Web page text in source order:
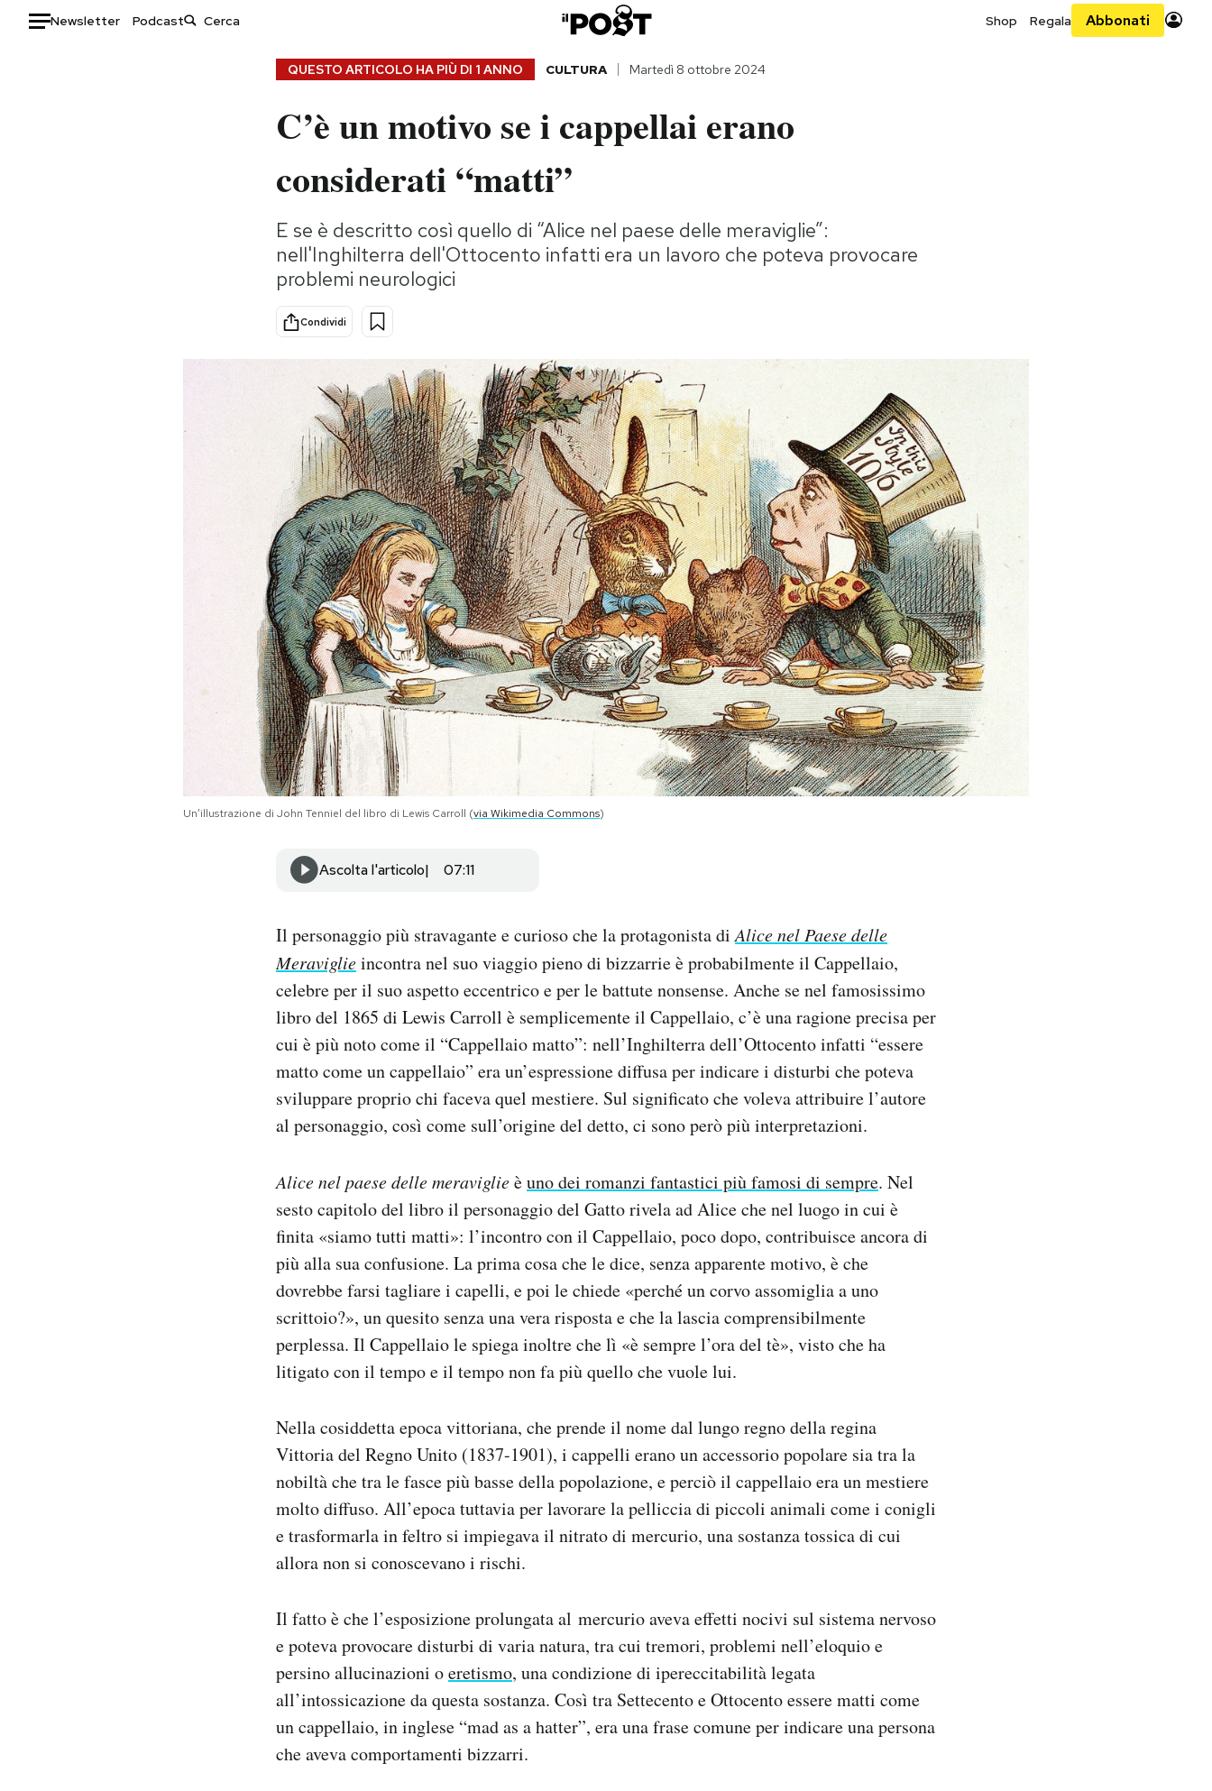
Newsletter Podcast Shop Regala Abbonati
Storie/Idee
Ok Boomer!
Altrecose
Mondiali calcio 2026
QUESTO ARTICOLO HA PIÙ DI 1 ANNO CULTURA Martedì 8 ottobre 2024
C’è un motivo se i cappellai erano
considerati “matti”
E se è descritto così quello di “Alice nel paese delle meraviglie”:
nell'Inghilterra dell'Ottocento infatti era un lavoro che poteva provocare
problemi neurologici
Condividi
Un’illustrazione di John Tenniel del libro di Lewis Carroll (via Wikimedia Commons)
Ascolta l'articolo 07:11
Il personaggio più stravagante e curioso che la protagonista diAlice nel Paese delle
Meraviglieincontra nel suo viaggio pieno di bizzarrie è probabilmente il Cappellaio,
celebre per il suo aspetto eccentrico e per le battute nonsense. Anche se nel famosissimo
libro del 1865 di Lewis Carroll è semplicemente il Cappellaio, c’è una ragione precisa per
cui è più noto come il “Cappellaio matto”: nell’Inghilterra dell’Ottocento infatti “essere
matto come un cappellaio” era un’espressione diffusa per indicare i disturbi che poteva
sviluppare proprio chi faceva quel mestiere. Sul significato che voleva attribuire l’autore
al personaggio, così come sull’origine del detto, ci sono però più interpretazioni.
Alice nel paese delle meraviglieèuno dei romanzi fantastici più famosi di sempre. Nel
sesto capitolo del libro il personaggio del Gatto rivela ad Alice che nel luogo in cui è
finita «siamo tutti matti»: l’incontro con il Cappellaio, poco dopo, contribuisce ancora di
più alla sua confusione. La prima cosa che le dice, senza apparente motivo, è che
dovrebbe farsi tagliare i capelli, e poi le chiede «perché un corvo assomiglia a uno
scrittoio?», un quesito senza una vera risposta e che la lascia comprensibilmente
perplessa. Il Cappellaio le spiega inoltre che lì «è sempre l’ora del tè», visto che ha
litigato con il tempo e il tempo non fa più quello che vuole lui.
Nella cosiddetta epoca vittoriana, che prende il nome dal lungo regno della regina
Vittoria del Regno Unito (1837-1901), i cappelli erano un accessorio popolare sia tra la
nobiltà che tra le fasce più basse della popolazione, e perciò il cappellaio era un mestiere
molto diffuso. All’epoca tuttavia per lavorare la pelliccia di piccoli animali come i conigli
e trasformarla in feltro si impiegava il nitrato di mercurio, una sostanza tossica di cui
allora non si conoscevano i rischi.
Il fatto è che l’esposizione prolungata al mercurio aveva effetti nocivi sul sistema nervoso
e poteva provocare disturbi di varia natura, tra cui tremori, problemi nell’eloquio e
persino allucinazioni oeretismo, una condizione di ipereccitabilità legata
all’intossicazione da questa sostanza. Così tra Settecento e Ottocento essere matti come
un cappellaio, in inglese “mad as a hatter”, era una frase comune per indicare una persona
che aveva comportamenti bizzarri.